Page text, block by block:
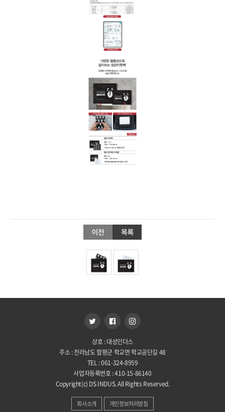
상호 : 대성인더스
주소 : 전라남도 함평군 학교면 학교공단길 48
TEL : 061-324-8959
사업자등록번호 : 410-15-86140
Copyright(c) DS INDUS. All Rights Reserved.
회사소개 개인정보처리방침